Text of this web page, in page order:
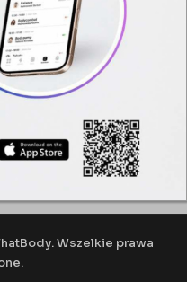
poprawę kondycji oraz
Wybierając ten trening
sprawność układu
Wszelkie prawa